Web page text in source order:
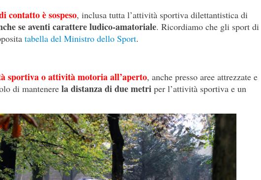
contatto è sospeso, inclusa tutta l’attività sportiva dilettantistica di
se aventi carattere ludico-amatoriale. Ricordiamo che gli sport di
tabella del Ministro dello Sport.
sportiva o attività motoria all’aperto, anche presso aree attrezzate e
di mantenere la distanza di due metri per l’attività sportiva e un